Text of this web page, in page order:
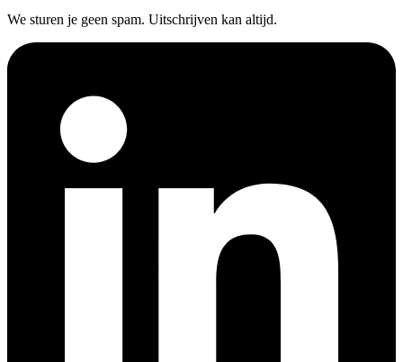
We sturen je geen spam. Uitschrijven kan altijd.